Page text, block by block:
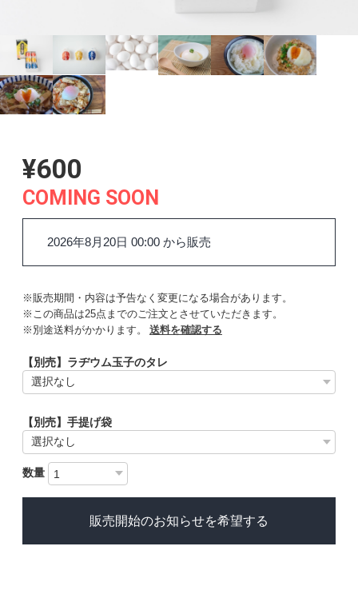
¥600
COMING SOON
2026年8月20日 00:00 から販売
※販売期間・内容は予告なく変更になる場合があります。
※この商品は25点までのご注文とさせていただきます。
※別途送料がかかります。
送料を確認する
【別売】ラヂウム玉子のタレ
【別売】手提げ袋
数量
販売開始のお知らせを希望する